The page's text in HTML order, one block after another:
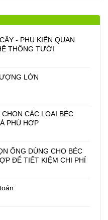
- PHỤ KIỆN QUAN
THỐNG TƯỚI
LỚN
CÁC LOẠI BÉC
PHÙ HỢP
ỐNG DÙNG CHO BÉC
ĐỂ TIẾT KIỆM CHI PHÍ